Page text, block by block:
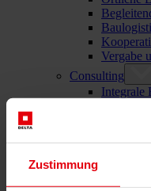
Zustimmung
Vergabe
Consulting
Integrale